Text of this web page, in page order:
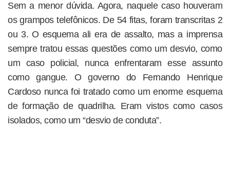
Sem a menor dúvida. Agora, naquele caso houveram
os grampos telefônicos. De 54 fitas, foram transcritas 2
ou 3. O esquema ali era de assalto, mas a imprensa
sempre tratou essas questões como um desvio, como
um caso policial, nunca enfrentaram esse assunto
como gangue. O governo do Fernando Henrique
Cardoso nunca foi tratado como um enorme esquema
de formação de quadrilha. Eram vistos como casos
isolados, como um “desvio de conduta”.